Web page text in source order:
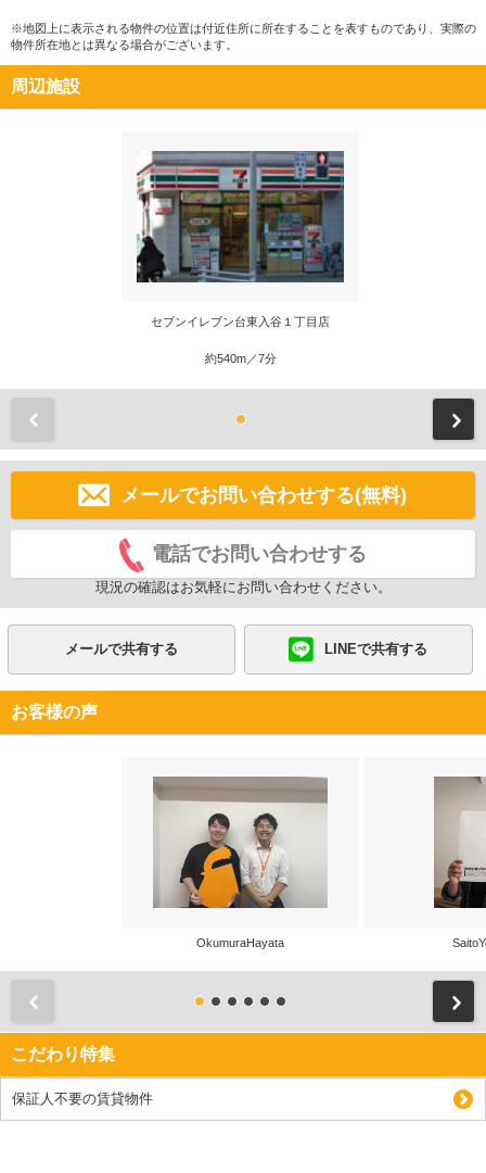
※地図上に表示される物件の位置は付近住所に所在することを表すものであり、実際の
物件所在地とは異なる場合がございます。
周辺施設
セブンイレブン台東入谷１丁目店
約540m／7分
メールでお問い合わせする(無料)
電話でお問い合わせする
現況の確認はお気軽にお問い合わせください。
メールで共有する LINEで共有する
お客様の声
OkumuraHayata
こだわり特集
保証人不要の賃貸物件